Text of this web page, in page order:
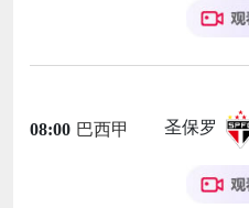
08:00 巴西甲 圣保罗